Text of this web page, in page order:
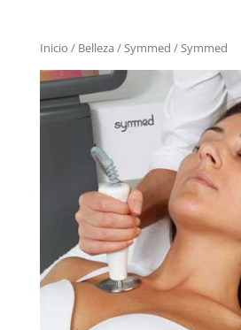
Inicio / Belleza /Symmed / Symmed